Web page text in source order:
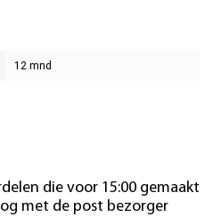
12 mnd
die voor 15:00 gemaakt
met de post bezorger